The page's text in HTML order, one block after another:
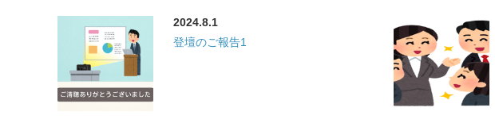
2024.8.1
登壇のご報告1